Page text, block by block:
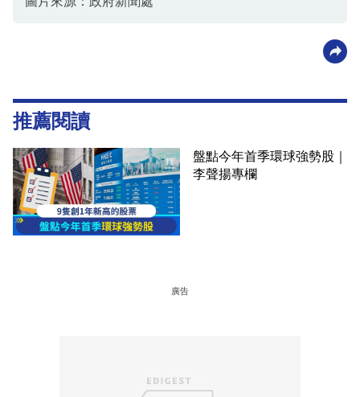
推薦閱讀
盤點今年首季環球強勢股｜
李聲揚專欄
廣告